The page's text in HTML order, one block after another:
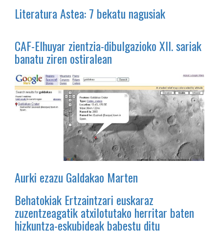
Literatura Astea: 7 bekatu nagusiak
CAF-Elhuyar zientzia-dibulgazioko XII. sariak
banatu ziren ostiralean
Aurki ezazu Galdakao Marten
Behatokiak Ertzaintzari euskaraz
zuzentzeagatik atxilotutako herritar baten
hizkuntza-eskubideak babestu ditu